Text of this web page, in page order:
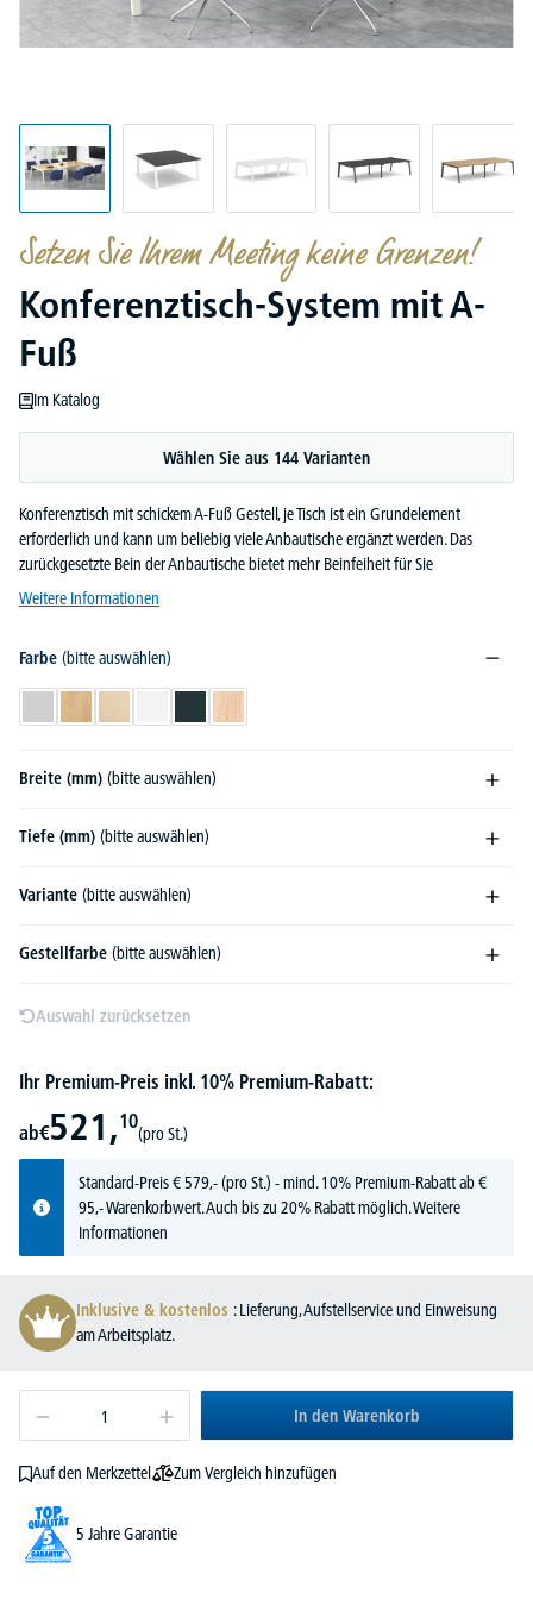
Setzen Sie Ihrem Meeting keine Grenzen!
Konferenztisch-System mit A-
Fuß
Im Katalog
Wählen Sie aus 144 Varianten
Konferenztisch mit schickem A-Fuß Gestell, je Tisch ist ein Grundelement
erforderlich und kann um beliebig viele Anbautische ergänzt werden. Das
zurückgesetzte Bein der Anbautische bietet mehr Beinfeiheit für Sie
Weitere Informationen
Farbe (bitte auswählen)
Breite (mm) (bitte auswählen)
Tiefe (mm) (bitte auswählen)
Variante (bitte auswählen)
Gestellfarbe (bitte auswählen)
Auswahl zurücksetzen
Ihr Premium-Preis inkl. 10% Premium-Rabatt:
ab€521,10
(pro St.)
Standard-Preis€ 579,-(pro St.) - mind. 10% Premium-Rabatt ab €
95,- Warenkorbwert. Auch bis zu 20% Rabatt möglich.Weitere
Informationen
Inklusive & kostenlos : Lieferung, Aufstellservice und Einweisung
am Arbeitsplatz.
In den Warenkorb
Auf den Merkzettel Zum Vergleich hinzufügen
5 Jahre Garantie